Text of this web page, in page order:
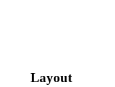
Layout